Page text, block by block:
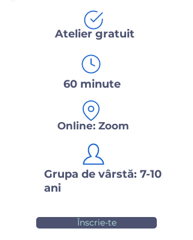
Atelier gratuit
60 minute
Online: Zoom
Grupa de vârstă: 7-10
ani
Înscrie-te